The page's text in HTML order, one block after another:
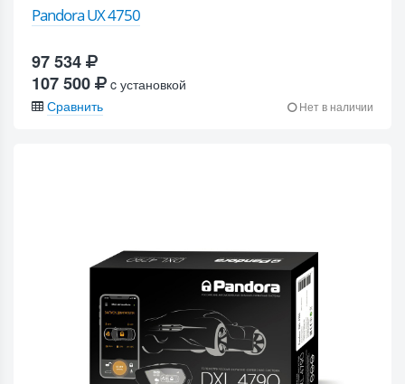
Pandora UX 4750
97 534
107 500
c установкой
Сравнить
Нет в наличии